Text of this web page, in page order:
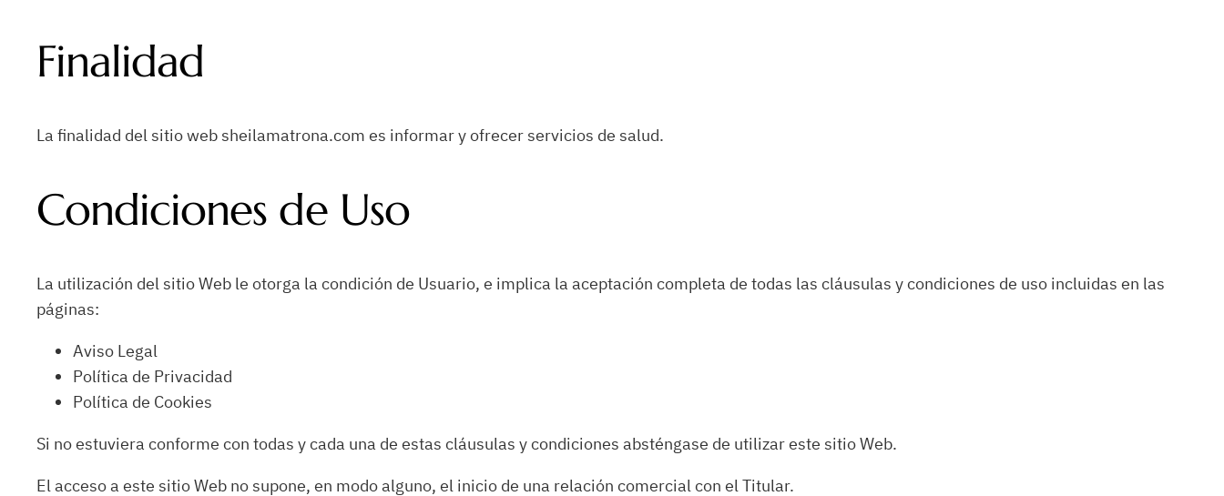
Finalidad
La finalidad del sitio web sheilamatrona.com es informar y ofrecer servicios de salud.
Condiciones de Uso
La utilización del sitio Web le otorga la condición de Usuario, e implica la aceptación completa de todas las cláusulas y condiciones de uso incluidas en las
páginas:
Aviso Legal
Política de Privacidad
Política de Cookies
Si no estuviera conforme con todas y cada una de estas cláusulas y condiciones absténgase de utilizar este sitio Web.
El acceso a este sitio Web no supone, en modo alguno, el inicio de una relación comercial con el Titular.